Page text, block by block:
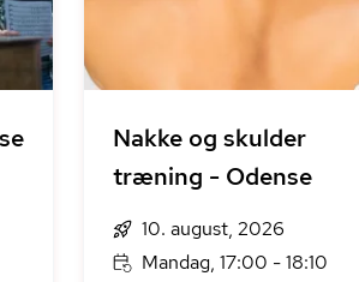
Nakke og skulder
træning - Odense
10. august, 2026
Mandag, 17:00 - 18:10